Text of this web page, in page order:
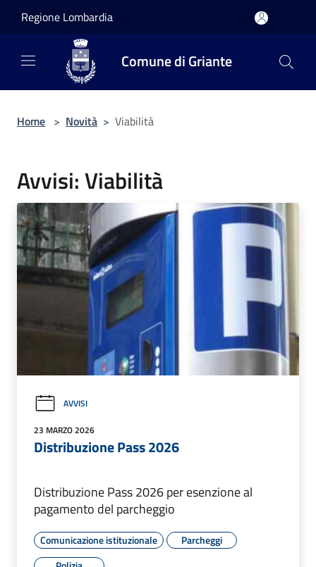
Regione Lombardia
Comune di Griante
Home > Novità > Viabilità
Avvisi: Viabilità
AVVISI
23 MARZO 2026
Distribuzione Pass 2026
Distribuzione Pass 2026 per esenzione al
pagamento del parcheggio
Comunicazione istituzionale
Parcheggi